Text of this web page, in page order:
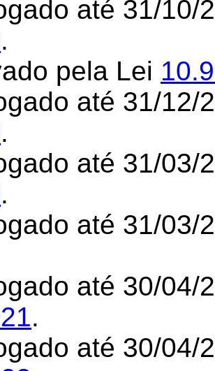
até 31/10/
.
pela Lei
até 31/12/
.
até 31/03/
.
até 31/03/
até 30/04/
.
até 30/04/